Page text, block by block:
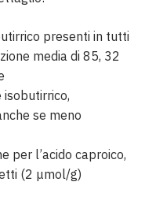
presenti in tutti
media di 85, 32
isobutirrico,
se meno
per l’acido caproico,
(2 μmol/g)